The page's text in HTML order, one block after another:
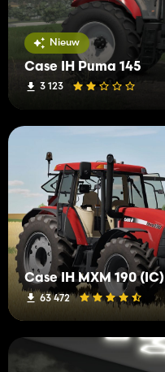
Nieuw
Case IH Puma 145
3 123
Case IH MXM 190 (IC)
63 472